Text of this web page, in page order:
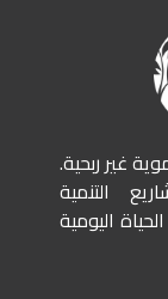
غير ربحية.
التنمية
اليومية